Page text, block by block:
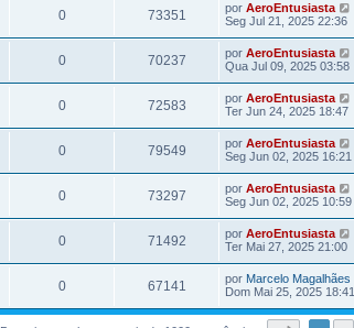
0 73351 por AeroEntusiasta
Seg Jul 21, 2025 22:36
0 70237 por AeroEntusiasta
Qua Jul 09, 2025 03:58
0 72583 por AeroEntusiasta
Ter Jun 24, 2025 18:47
0 79549 por AeroEntusiasta
Seg Jun 02, 2025 16:21
0 73297 por AeroEntusiasta
Seg Jun 02, 2025 10:59
0 71492 por AeroEntusiasta
Ter Mai 27, 2025 21:00
0 67141 por Marcelo Magalhães
Dom Mai 25, 2025 18:41